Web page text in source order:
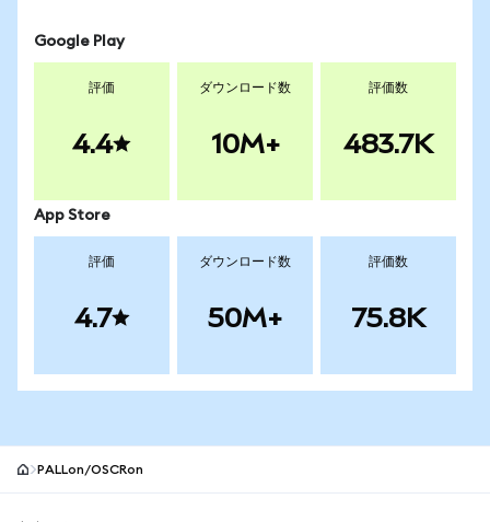
Google Play
評価
4.4
ダウンロード数
10M+
評価数
483.7K
App Store
評価
4.7
ダウンロード数
50M+
評価数
75.8K
PALLon/OSCRon